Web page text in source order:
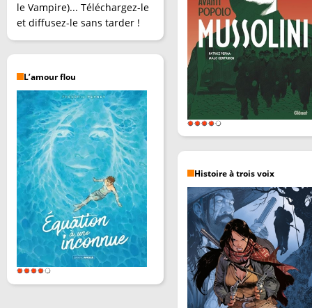
le Vampire)... Téléchargez-le
et diffusez-le sans tarder !
L’amour flou
Histoire à trois voix